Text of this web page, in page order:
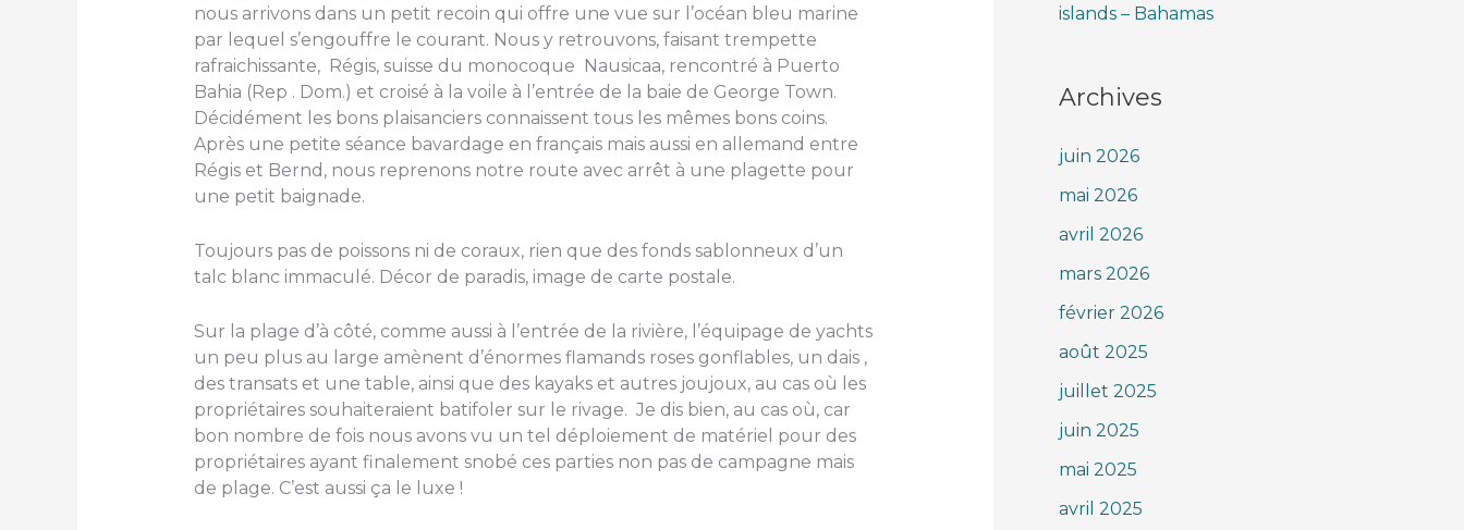
nous arrivons dans un petit recoin qui offre une vue sur l’océan bleu marine
par lequel s’engouffre le courant. Nous y retrouvons, faisant trempette
rafraichissante, Régis, suisse du monocoque Nausicaa, rencontré à Puerto
Bahia (Rep . Dom.) et croisé à la voile à l’entrée de la baie de George Town.
Décidément les bons plaisanciers connaissent tous les mêmes bons coins.
Après une petite séance bavardage en français mais aussi en allemand entre
Régis et Bernd, nous reprenons notre route avec arrêt à une plagette pour
une petit baignade.
Toujours pas de poissons ni de coraux, rien que des fonds sablonneux d’un
talc blanc immaculé. Décor de paradis, image de carte postale.
Sur la plage d’à côté, comme aussi à l’entrée de la rivière, l’équipage de yachts
un peu plus au large amènent d’énormes flamands roses gonflables, un dais ,
des transats et une table, ainsi que des kayaks et autres joujoux, au cas où les
propriétaires souhaiteraient batifoler sur le rivage. Je dis bien, au cas où, car
bon nombre de fois nous avons vu un tel déploiement de matériel pour des
propriétaires ayant finalement snobé ces parties non pas de campagne mais
de plage. C’est aussi ça le luxe !
islands – Bahamas
Archives
juin 2026
mai 2026
avril 2026
mars 2026
février 2026
août 2025
juillet 2025
juin 2025
mai 2025
avril 2025